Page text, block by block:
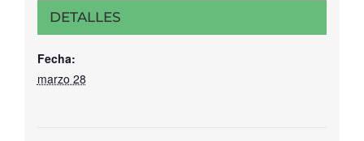
DETALLES
Fecha:
marzo 28